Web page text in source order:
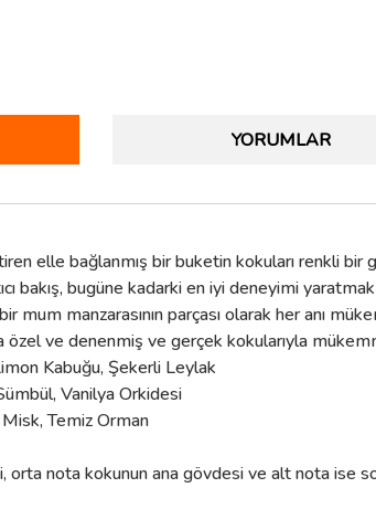
YORUMLAR
elle bağlanmış bir buketin kokuları renkli
bakış, bugüne kadarki en iyi deneyimi
mum manzarasının parçası olarak her anı
özel ve denenmiş ve gerçek kokularıyla
Kabuğu, Şekerli Leylak
Vanilya Orkidesi
Misk, Temiz Orman
orta nota kokunun ana gövdesi ve alt nota ise